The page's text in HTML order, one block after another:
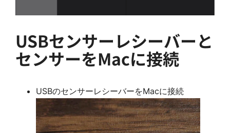
USBセンサーレシーバーと
センサーをMacに接続
USBのセンサーレシーバーをMacに接続